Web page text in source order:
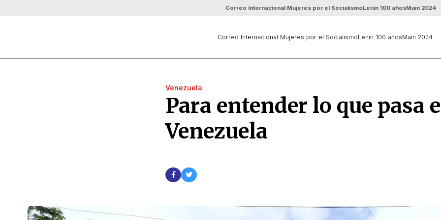
Correo Internacional Mujeres por el SocialismoLenin 100 añosMain 2024
Correo Internacional Mujeres por el SocialismoLenin 100 añosMain 2024
Venezuela
Para entender lo que pasa
Venezuela